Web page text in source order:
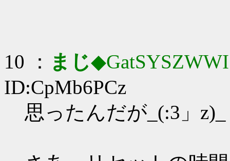
10 ： まじ◆GatSYSZWWI
ID:CpMb6PCz
思ったんだが_(:3」z)_